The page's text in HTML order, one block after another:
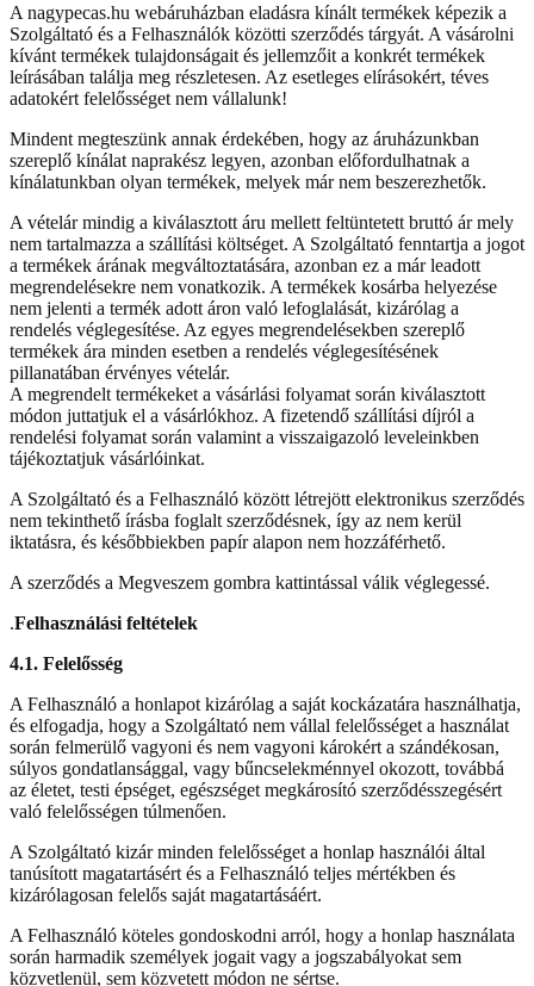
A nagypecas.hu webáruházban eladásra kínált termékek képezik a
Szolgáltató és a Felhasználók közötti szerződés tárgyát. A vásárolni
kívánt termékek tulajdonságait és jellemzőit a konkrét termékek
leírásában találja meg részletesen. Az esetleges elírásokért, téves
adatokért felelősséget nem vállalunk!
Mindent megteszünk annak érdekében, hogy az áruházunkban
szereplő kínálat naprakész legyen, azonban előfordulhatnak a
kínálatunkban olyan termékek, melyek már nem beszerezhetők.
A vételár mindig a kiválasztott áru mellett feltüntetett bruttó ár mely
nem tartalmazza a szállítási költséget. A Szolgáltató fenntartja a jogot
a termékek árának megváltoztatására, azonban ez a már leadott
megrendelésekre nem vonatkozik. A termékek kosárba helyezése
nem jelenti a termék adott áron való lefoglalását, kizárólag a
rendelés véglegesítése. Az egyes megrendelésekben szereplő
termékek ára minden esetben a rendelés véglegesítésének
pillanatában érvényes vételár.
A megrendelt termékeket a vásárlási folyamat során kiválasztott
módon juttatjuk el a vásárlókhoz. A fizetendő szállítási díjról a
rendelési folyamat során valamint a visszaigazoló leveleinkben
tájékoztatjuk vásárlóinkat.
A Szolgáltató és a Felhasználó között létrejött elektronikus szerződés
nem tekinthető írásba foglalt szerződésnek, így az nem kerül
iktatásra, és későbbiekben papír alapon nem hozzáférhető.
A szerződés a Megveszem gombra kattintással válik véglegessé.
.Felhasználási feltételek
4.1. Felelősség
A Felhasználó a honlapot kizárólag a saját kockázatára használhatja,
és elfogadja, hogy a Szolgáltató nem vállal felelősséget a használat
során felmerülő vagyoni és nem vagyoni károkért a szándékosan,
súlyos gondatlansággal, vagy bűncselekménnyel okozott, továbbá
az életet, testi épséget, egészséget megkárosító szerződésszegésért
való felelősségen túlmenően.
A Szolgáltató kizár minden felelősséget a honlap használói által
tanúsított magatartásért és a Felhasználó teljes mértékben és
kizárólagosan felelős saját magatartásáért.
A Felhasználó köteles gondoskodni arról, hogy a honlap használata
során harmadik személyek jogait vagy a jogszabályokat sem
közvetlenül, sem közvetett módon ne sértse.